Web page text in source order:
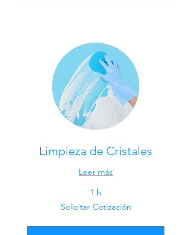
Limpieza de Cristales
Leer más
1 h
Solicitar Cotización